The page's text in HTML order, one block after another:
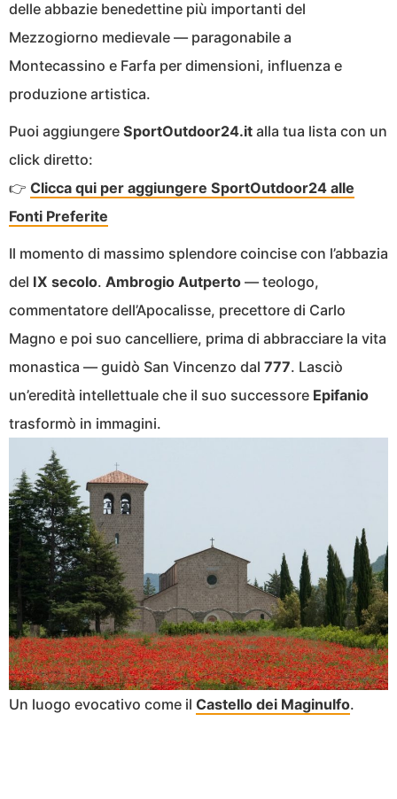
delle abbazie benedettine più importanti del
Mezzogiorno medievale — paragonabile a
Montecassino e Farfa per dimensioni, influenza e
produzione artistica.
Puoi aggiungere SportOutdoor24.it alla tua lista con un
click diretto:
👉 Clicca qui per aggiungere SportOutdoor24 alle
Fonti Preferite
Il momento di massimo splendore coincise con l’abbazia
del IX secolo. Ambrogio Autperto — teologo,
commentatore dell’Apocalisse, precettore di Carlo
Magno e poi suo cancelliere, prima di abbracciare la vita
monastica — guidò San Vincenzo dal 777. Lasciò
un’eredità intellettuale che il suo successore Epifanio
trasformò in immagini.
Un luogo evocativo come il Castello dei Maginulfo.